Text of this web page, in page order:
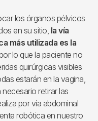
los órganos pélvicos
​​en su sitio, la vía
más utilizada es la
por lo que la paciente no
quirúrgicas visibles
estarán en la vagina,
retirar las
por vía abdominal
robótica en nuestro